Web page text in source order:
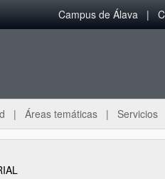
Campus de Álava
Áreas temáticas Servicios